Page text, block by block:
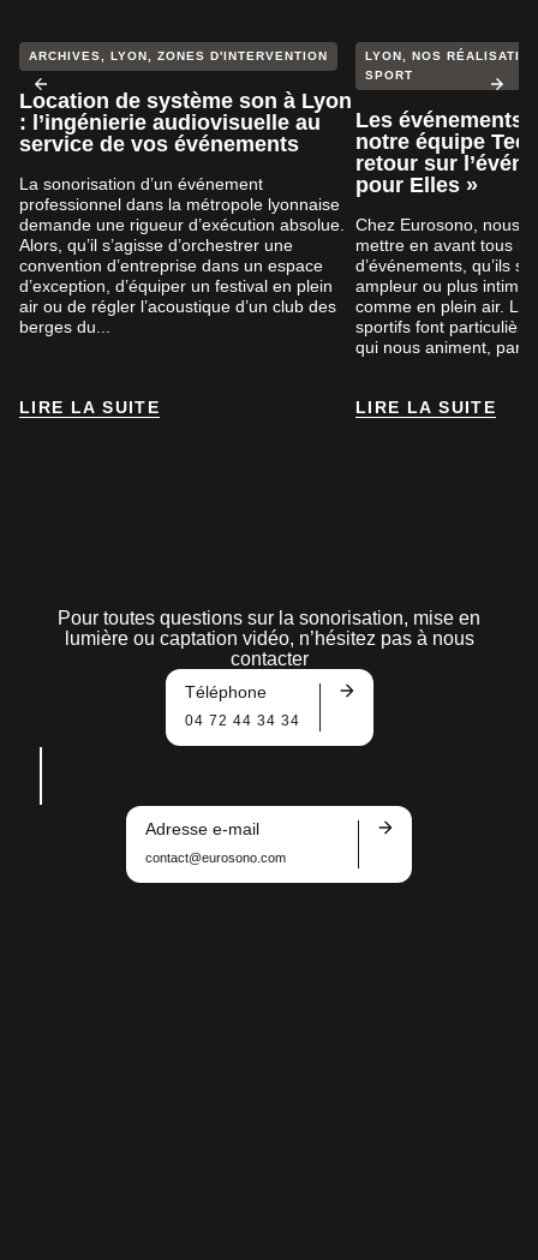
ARCHIVES LYON ZONES D'INTERVENTION
Location de système son à Lyon
: l’ingénierie audiovisuelle au
service de vos événements
La sonorisation d’un événement
professionnel dans la métropole lyonnaise
demande une rigueur d’exécution absolue.
Alors, qu’il s’agisse d’orchestrer une
convention d’entreprise dans un espace
d’exception, d’équiper un festival en plein
air ou de régler l’acoustique d’un club des
berges du...
LIRE LA SUITE
LYON
NOS
SPORT
Les événements
notre équipe
retour sur
pour Elles »
Chez Eurosono, nous
mettre en avant tous
d’événements, qu’ils
ampleur ou plus
comme en plein air.
sportifs font
qui nous animent, par...
LIRE LA SUITE
Pour toutes questions sur la sonorisation, mise en
lumière ou captation vidéo, n’hésitez pas à nous
contacter
Téléphone
04 72 44 34 34
Adresse e-mail
contact@eurosono.com